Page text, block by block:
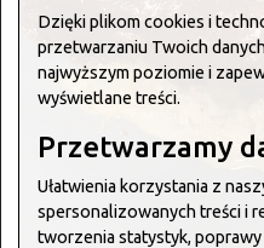
Dzięki plikom cookies i
przetwarzaniu Twoich
najwyższym poziomie i
wyświetlane treści.
Przetwarzamy
Ułatwienia korzystania z
spersonalizowanych treści i
tworzenia statystyk,